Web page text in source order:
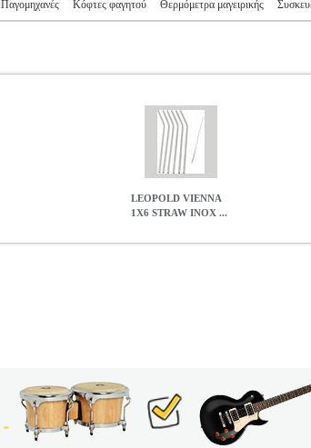
Παγομηχανές Κόφτες φαγητού Θερμόμετρα μαγειρικής
LEOPOLD VIENNA
1X6 STRAW INOX ...